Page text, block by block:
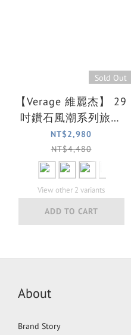
Sold Out
【Verage 維麗杰】 29
吋鑽石風潮系列旅行
箱/行李箱(6色可選)
NT$2,980
NT$4,480
View other 2 variants
ADD TO CART
About
Brand Story